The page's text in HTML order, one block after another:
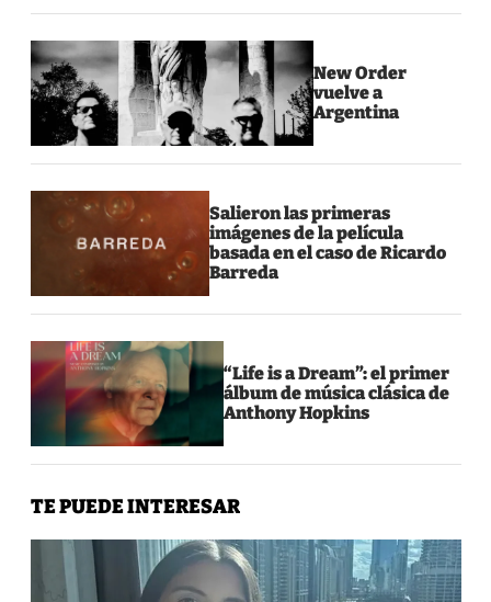
New Order
vuelve a
Argentina
Salieron las primeras
imágenes de la película
basada en el caso de Ricardo
Barreda
“Life is a Dream”: el primer
álbum de música clásica de
Anthony Hopkins
TE PUEDE INTERESAR